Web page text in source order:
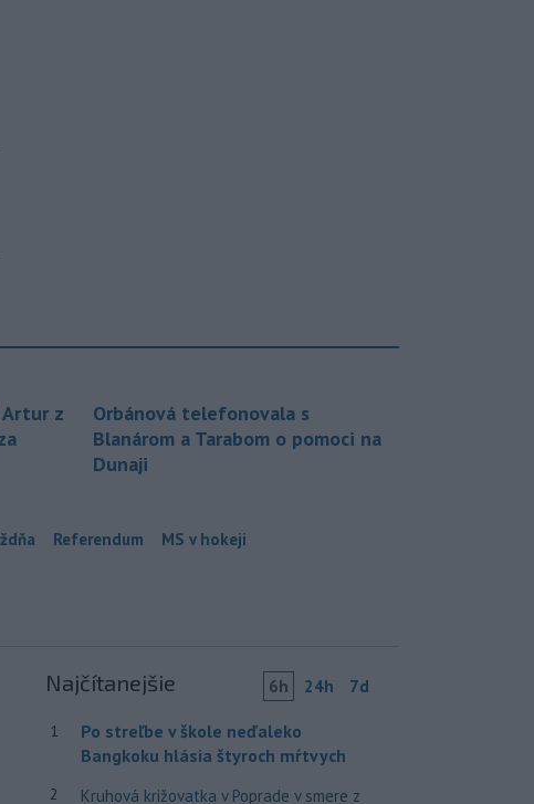
Artur z
Orbánová telefonovala s
Blanárom a Tarabom o pomoci na
Dunaji
Referendum MS v hokeji
Najčítanejšie 6h 24h 7d
1
Po streľbe v škole neďaleko
Bangkoku hlásia štyroch mŕtvych
2
Kruhová križovatka v Poprade v smere z